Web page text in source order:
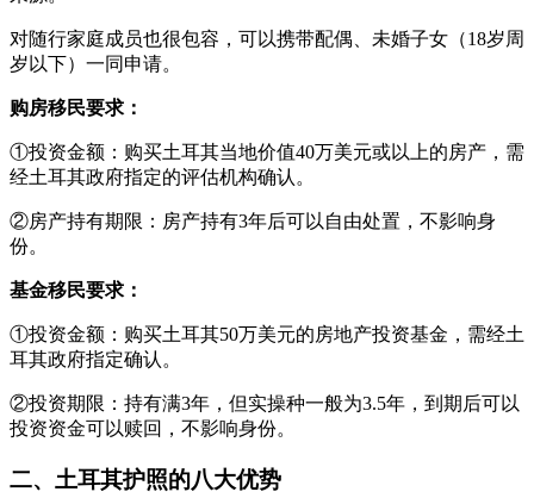
对随行家庭成员也很包容，可以携带配偶、未婚子女（18岁周
岁以下）一同申请。
购房移民要求：
①投资金额：购买土耳其当地价值40万美元或以上的房产，需
经土耳其政府指定的评估机构确认。
②房产持有期限：房产持有3年后可以自由处置，不影响身
份。
基金移民要求：
①投资金额：购买土耳其50万美元的房地产投资基金，需经土
耳其政府指定确认。
②投资期限：持有满3年，但实操种一般为3.5年，到期后可以
投资资金可以赎回，不影响身份。
二、土耳其护照的八大优势